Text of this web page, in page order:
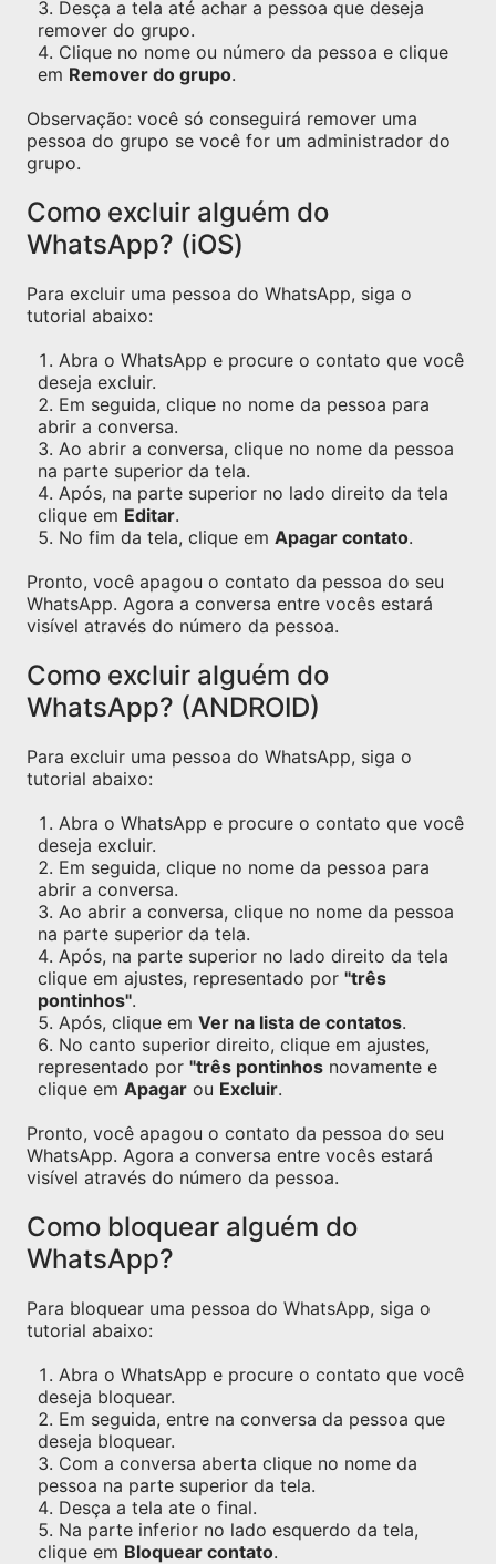
Desça a tela até achar a pessoa que deseja
remover do grupo.
Clique no nome ou número da pessoa e clique
em Remover do grupo.
Observação: você só conseguirá remover uma
pessoa do grupo se você for um administrador do
grupo.
Como excluir alguém do
WhatsApp? (iOS)
Para excluir uma pessoa do WhatsApp, siga o
tutorial abaixo:
Abra o WhatsApp e procure o contato que você
deseja excluir.
Em seguida, clique no nome da pessoa para
abrir a conversa.
Ao abrir a conversa, clique no nome da pessoa
na parte superior da tela.
Após, na parte superior no lado direito da tela
clique em Editar.
No fim da tela, clique em Apagar contato.
Pronto, você apagou o contato da pessoa do seu
WhatsApp. Agora a conversa entre vocês estará
visível através do número da pessoa.
Como excluir alguém do
WhatsApp? (ANDROID)
Para excluir uma pessoa do WhatsApp, siga o
tutorial abaixo:
Abra o WhatsApp e procure o contato que você
deseja excluir.
Em seguida, clique no nome da pessoa para
abrir a conversa.
Ao abrir a conversa, clique no nome da pessoa
na parte superior da tela.
Após, na parte superior no lado direito da tela
clique em ajustes, representado por "três
pontinhos".
Após, clique em Ver na lista de contatos.
No canto superior direito, clique em ajustes,
representado por "três pontinhos novamente e
clique em Apagar ou Excluir.
Pronto, você apagou o contato da pessoa do seu
WhatsApp. Agora a conversa entre vocês estará
visível através do número da pessoa.
Como bloquear alguém do
WhatsApp?
Para bloquear uma pessoa do WhatsApp, siga o
tutorial abaixo:
Abra o WhatsApp e procure o contato que você
deseja bloquear.
Em seguida, entre na conversa da pessoa que
deseja bloquear.
Com a conversa aberta clique no nome da
pessoa na parte superior da tela.
Desça a tela ate o final.
Na parte inferior no lado esquerdo da tela,
clique em Bloquear contato.